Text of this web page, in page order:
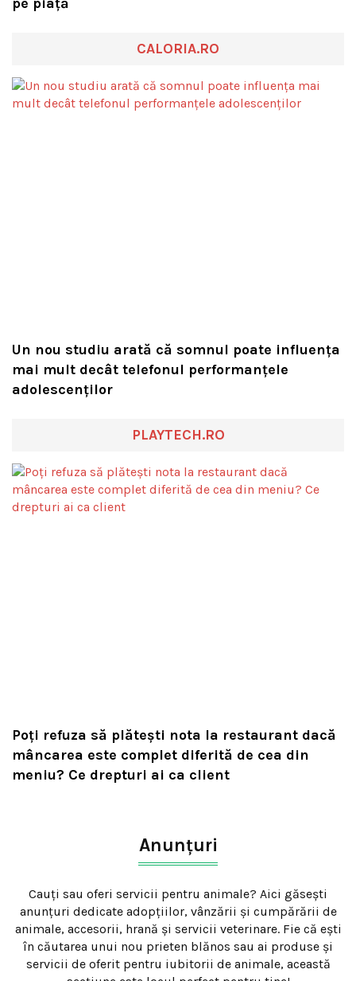
CALORIA.RO
Un nou studiu arată că somnul poate influența
mai mult decât telefonul performanțele
adolescenților
PLAYTECH.RO
Poți refuza să plătești nota la restaurant dacă
mâncarea este complet diferită de cea din
meniu? Ce drepturi ai ca client
Anunțuri
Cauți sau oferi servicii pentru animale? Aici găsești
anunțuri dedicate adopțiilor, vânzării și cumpărării de
animale, accesorii, hrană și servicii veterinare. Fie că ești
în căutarea unui nou prieten blănos sau ai produse și
servicii de oferit pentru iubitorii de animale, această